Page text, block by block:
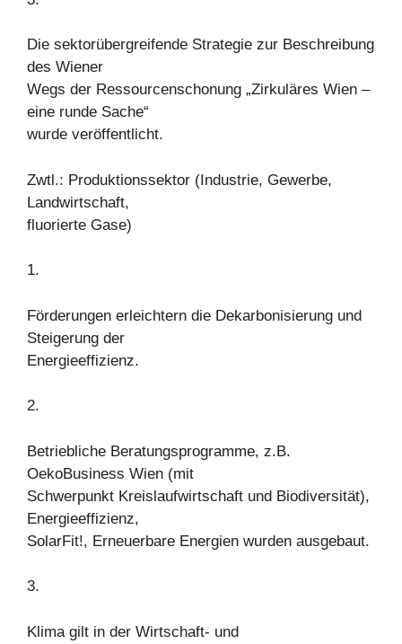
Die sektorübergreifende Strategie zur Beschreibung
des Wiener
Wegs der Ressourcenschonung „Zirkuläres Wien –
eine runde Sache“
wurde veröffentlicht.
Zwtl.: Produktionssektor (Industrie, Gewerbe,
Landwirtschaft,
fluorierte Gase)
1.
Förderungen erleichtern die Dekarbonisierung und
Steigerung der
Energieeffizienz.
2.
Betriebliche Beratungsprogramme, z.B.
OekoBusiness Wien (mit
Schwerpunkt Kreislaufwirtschaft und Biodiversität),
Energieeffizienz,
SolarFit!, Erneuerbare Energien wurden ausgebaut.
3.
Klima gilt in der Wirtschaft- und